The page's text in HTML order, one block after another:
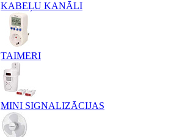
KABEĻU KANĀLI
TAIMERI
MINI SIGNALIZĀCIJAS